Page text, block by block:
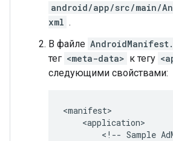
android/app/src/main/
xml .
В файле
тег <meta-data> к тегу
следующими свойствами:
<!-- Sample